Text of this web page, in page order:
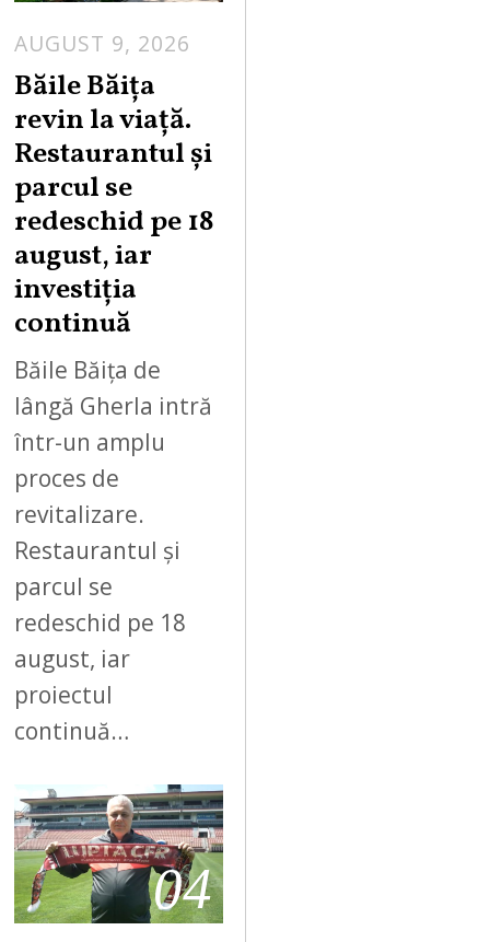
AUGUST 9, 2026
S
9
Băile Băița
revin la viață.
Restaurantul și
parcul se
redeschid pe 18
august, iar
investiția
continuă
Băile Băița de
lângă Gherla intră
într-un amplu
proces de
revitalizare.
Restaurantul și
parcul se
redeschid pe 18
august, iar
proiectul
continuă…
04